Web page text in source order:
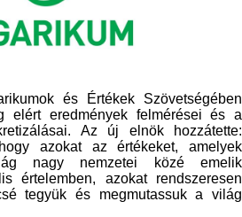
és Értékek Szövetségében
elért eredmények felmérései és a
Az új elnök hozzátette:
azokat az értékeket, amelyek
nagy nemzetei közé emelik
értelemben, azokat rendszeresen
tegyük és megmutassuk a világ